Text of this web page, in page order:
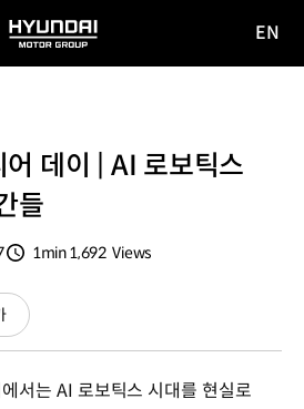
HYUNDAI
MOTOR
EN
데이 | AI 로보틱스
들
1min1,692 Views
(새
창
서는 AI 로보틱스 시대를 현실로